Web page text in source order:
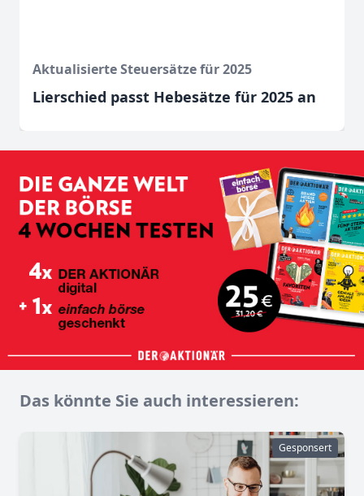
Aktualisierte Steuersätze für 2025
Lierschied passt Hebesätze für 2025 an
Das könnte Sie auch interessieren:
Gesponsert